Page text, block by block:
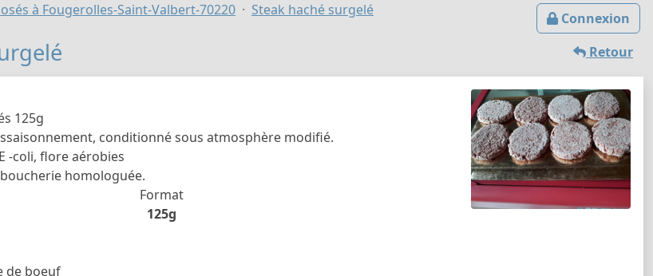
Connexion
à Fougerolles-Saint-Valbert-70220 Steak haché surgelé
Retour
125g
conditionné sous atmosphère modifié.
-coli, flore aérobies
homologuée.
Format
125g
de boeuf